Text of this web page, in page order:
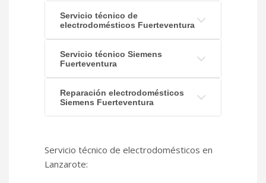
Servicio técnico de
electrodomésticos Fuerteventura
Servicio técnico Siemens
Fuerteventura
Reparación electrodomésticos
Siemens Fuerteventura
Servicio técnico de electrodomésticos en
Lanzarote: